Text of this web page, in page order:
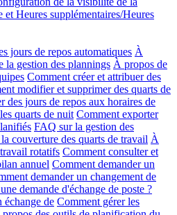
et Heures supplémentaires/Heures
jours de repos automatiques À
la gestion des plannings À propos de
Comment créer et attribuer des
modifier et supprimer des quarts de
des jours de repos aux horaires de
quarts de nuit Comment exporter
FAQ sur la gestion des
couverture des quarts de travail À
rotatifs Comment consulter et
annuel Comment demander un
demander un changement de
demande d'échange de poste ?
échange de Comment gérer les